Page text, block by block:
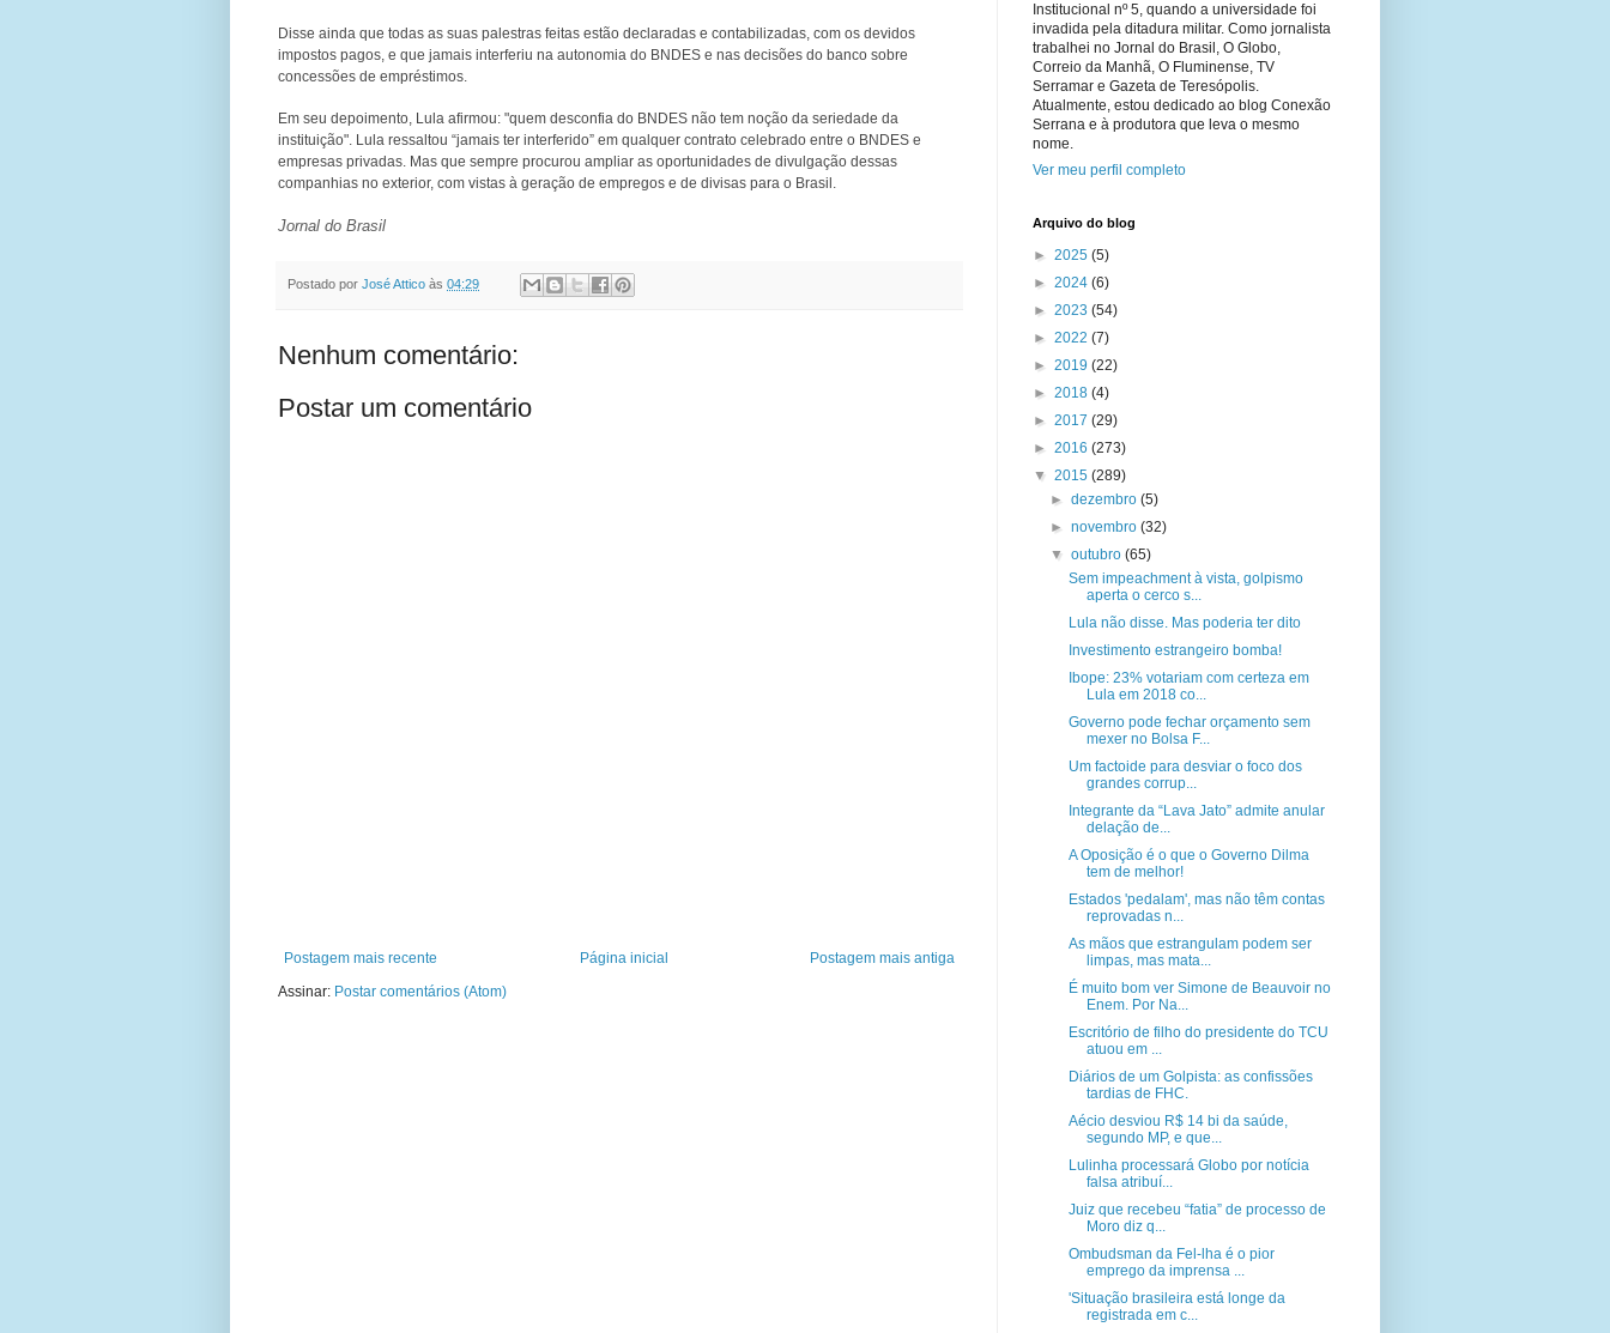
Disse ainda que todas as suas palestras feitas estão declaradas e contabilizadas, com os devidos
impostos pagos, e que jamais interferiu na autonomia do BNDES e nas decisões do banco sobre
concessões de empréstimos.
Em seu depoimento, Lula afirmou: "quem desconfia do BNDES não tem noção da seriedade da
instituição". Lula ressaltou “jamais ter interferido” em qualquer contrato celebrado entre o BNDES e
empresas privadas. Mas que sempre procurou ampliar as oportunidades de divulgação dessas
companhias no exterior, com vistas à geração de empregos e de divisas para o Brasil.
Jornal do Brasil
Postado por José Attico às 04:29
Nenhum comentário:
Postar um comentário
Postagem mais recente Postagem mais antiga
Página inicial
Assinar: Postar comentários (Atom)
Institucional nº 5, quando a universidade foi
invadida pela ditadura militar. Como jornalista
trabalhei no Jornal do Brasil, O Globo,
Correio da Manhã, O Fluminense, TV
Serramar e Gazeta de Teresópolis.
Atualmente, estou dedicado ao blog Conexão
Serrana e à produtora que leva o mesmo
nome.
Ver meu perfil completo
Arquivo do blog
► 2025 (5)
► 2024 (6)
► 2023 (54)
► 2022 (7)
► 2019 (22)
► 2018 (4)
► 2017 (29)
► 2016 (273)
▼ 2015 (289)
►dezembro(5)
►novembro(32)
▼outubro(65)
Sem impeachment à vista, golpismo
aperta o cerco s...
Lula não disse. Mas poderia ter dito
Investimento estrangeiro bomba!
Ibope: 23% votariam com certeza em
Lula em 2018 co...
Governo pode fechar orçamento sem
mexer no Bolsa F...
Um factoide para desviar o foco dos
grandes corrup...
Integrante da “Lava Jato” admite anular
delação de...
A Oposição é o que o Governo Dilma
tem de melhor!
Estados 'pedalam', mas não têm contas
reprovadas n...
As mãos que estrangulam podem ser
limpas, mas mata...
É muito bom ver Simone de Beauvoir no
Enem. Por Na...
Escritório de filho do presidente do TCU
atuou em ...
Diários de um Golpista: as confissões
tardias de FHC.
Aécio desviou R$ 14 bi da saúde,
segundo MP, e que...
Lulinha processará Globo por notícia
falsa atribuí...
Juiz que recebeu “fatia” de processo de
Moro diz q...
Ombudsman da Fel-lha é o pior
emprego da imprensa ...
'Situação brasileira está longe da
registrada em c...